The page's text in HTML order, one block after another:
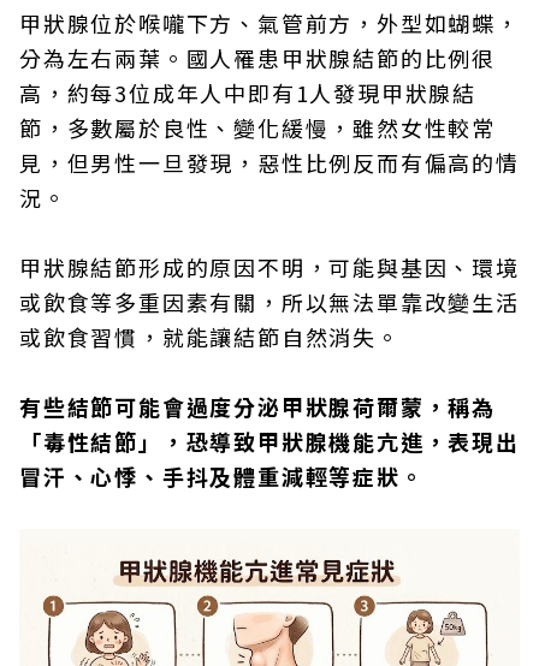
甲狀腺位於喉嚨下方、氣管前方，外型如蝴蝶，
分為左右兩葉。國人罹患甲狀腺結節的比例很
高，約每3位成年人中即有1人發現甲狀腺結
節，多數屬於良性、變化緩慢，雖然女性較常
見，但男性一旦發現，惡性比例反而有偏高的情
況。
甲狀腺結節形成的原因不明，可能與基因、環境
或飲食等多重因素有關，所以無法單靠改變生活
或飲食習慣，就能讓結節自然消失。
有些結節可能會過度分泌甲狀腺荷爾蒙，稱為
「毒性結節」，恐導致甲狀腺機能亢進，表現出
冒汗、心悸、手抖及體重減輕等症狀。